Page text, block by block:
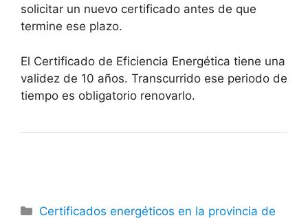
solicitar un nuevo certificado antes de que
termine ese plazo.
El Certificado de Eficiencia Energética tiene una
validez de 10 años. Transcurrido ese periodo de
tiempo es obligatorio renovarlo.
Categorías
Certificados energéticos en la provincia de